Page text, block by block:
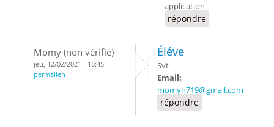
application
répondre
Momy (non vérifié)
jeu, 12/02/2021 - 18:45
permalien
Éléve
Svt
Email:
momyn719@gmail.com
répondre